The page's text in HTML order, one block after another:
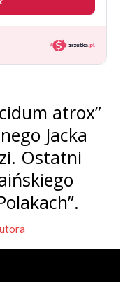
atrox”
Jacka
Ostatni